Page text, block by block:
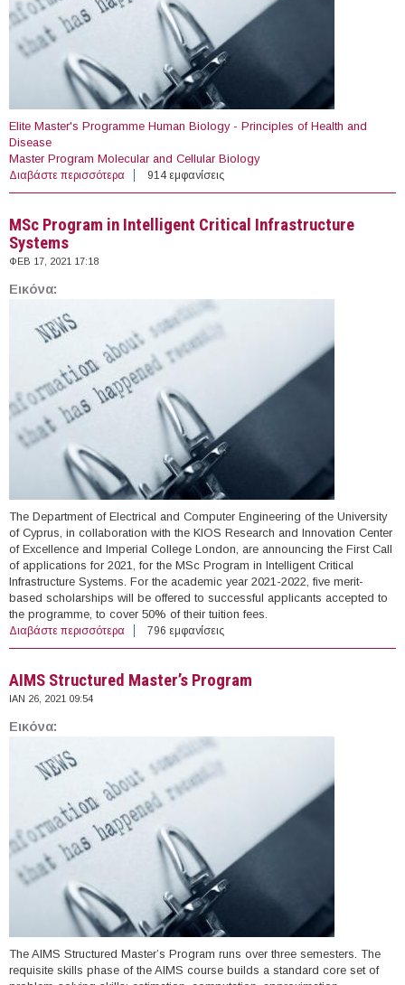
Elite Master's Programme Human Biology - Principles of Health and
Disease
Master Program Molecular and Cellular Biology
Διαβάστε περισσότερα για Master Programmes at Ludwig-Maximilians-
University (LMU) Munich
914 εμφανίσεις
MSc Program in Intelligent Critical Infrastructure
Systems
ΦΕΒ 17, 2021 17:18
Εικόνα:
The Department of Electrical and Computer Engineering of the University
of Cyprus, in collaboration with the KIOS Research and Innovation Center
of Excellence and Imperial College London, are announcing the First Call
of applications for 2021, for the MSc Program in Intelligent Critical
Infrastructure Systems. For the academic year 2021-2022, five merit-
based scholarships will be offered to successful applicants accepted to
the programme, to cover 50% of their tuition fees.
Διαβάστε περισσότερα για MSc Program in Intelligent Critical Infrastructure
Systems
796 εμφανίσεις
AIMS Structured Master’s Program
ΙΑΝ 26, 2021 09:54
Εικόνα:
The AIMS Structured Master’s Program runs over three semesters. The
requisite skills phase of the AIMS course builds a standard core set of